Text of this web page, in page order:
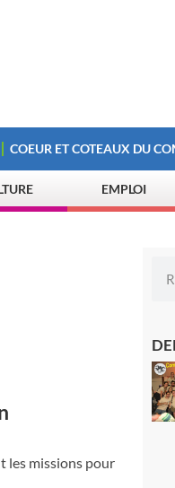
COEUR ET COTEAUX DU
EMPLOI
les missions pour